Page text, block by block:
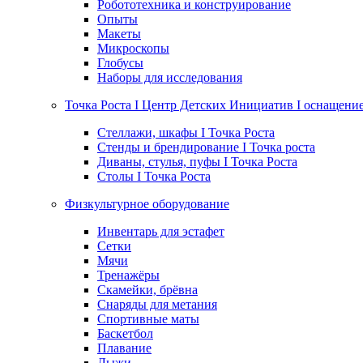
Робототехника и конструирование
Опыты
Макеты
Микроскопы
Глобусы
Наборы для исследования
Точка Роста I Центр Детских Инициатив I
Стеллажи, шкафы I Точка Роста
Стенды и брендирование I Точка роста
Диваны, стулья, пуфы I Точка Роста
Столы I Точка Роста
Физкультурное оборудование
Инвентарь для эстафет
Сетки
Мячи
Тренажёры
Скамейки, брёвна
Снаряды для метания
Спортивные маты
Баскетбол
Плавание